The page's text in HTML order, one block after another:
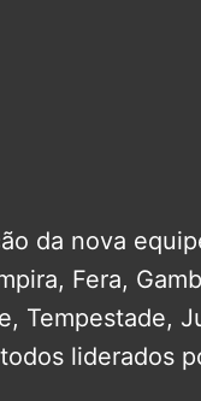
da nova
Fera,
Tempestade,
liderados